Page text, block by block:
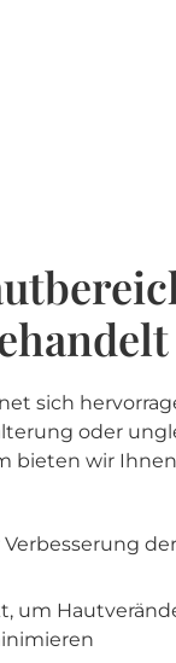
sich
oder
bieten wir
Verbesserung
um